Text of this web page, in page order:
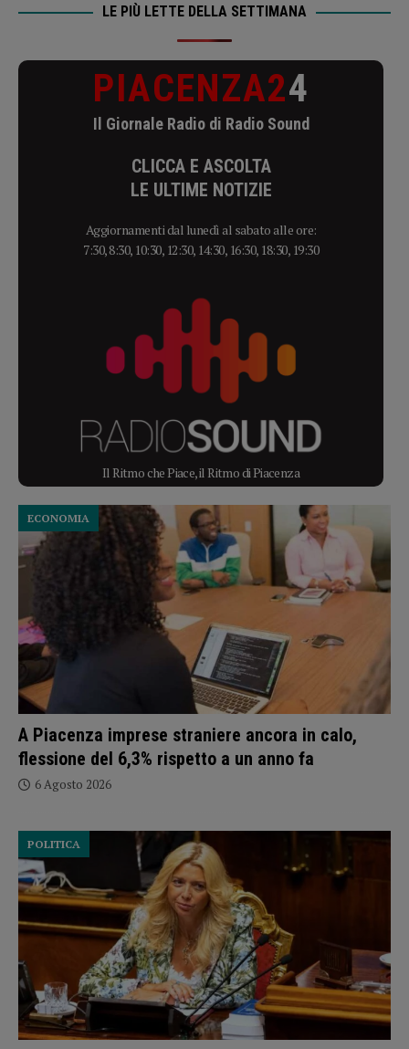
LE PIÙ LETTE DELLA SETTIMANA
PIACENZA24
Il Giornale Radio di Radio Sound
CLICCA E ASCOLTA
LE ULTIME NOTIZIE
Aggiornamenti dal lunedì al sabato alle ore:
7:30, 8:30, 10:30, 12:30, 14:30, 16:30, 18:30, 19:30
Il Ritmo che Piace, il Ritmo di Piacenza
A Piacenza imprese straniere ancora in calo,
flessione del 6,3% rispetto a un anno fa
ECONOMIA
6 Agosto 2026
POLITICA